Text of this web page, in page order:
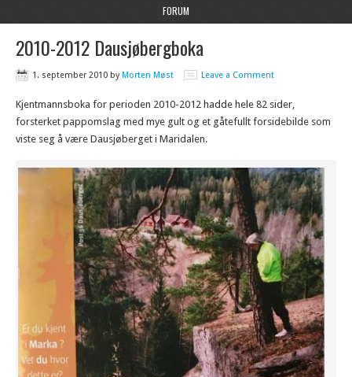
FORUM
2010-2012 Dausjøbergboka
1. september 2010 byMorten Møst Leave a Comment
Kjentmannsboka for perioden 2010-2012 hadde hele 82 sider,
forsterket pappomslag med mye gult og et gåtefullt forsidebilde som
viste seg å være Dausjøberget i Maridalen.